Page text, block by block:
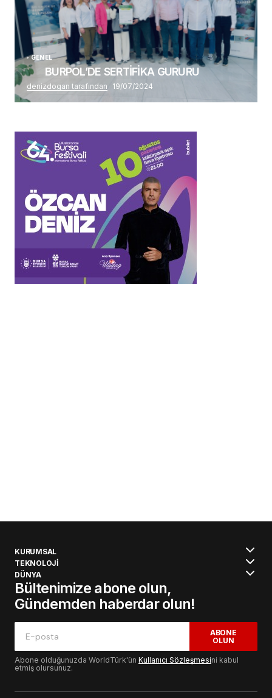
GENEL
BURPOL’DE SERTİFİKA GURURU
denizdogan tarafından 19/07/2024
KURUMSAL
TEKNOLOJİ
DÜNYA
Bültenimize abone olun,
Gündemden haberdar olun!
ABONE
OLUN
Abone olduğunuzda WorldTürk'ün Kullanıcı Sözleşmesini kabul
etmiş olursunuz.